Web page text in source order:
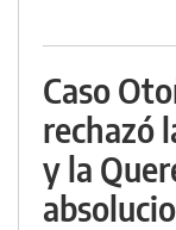
Caso
rechazó
y la